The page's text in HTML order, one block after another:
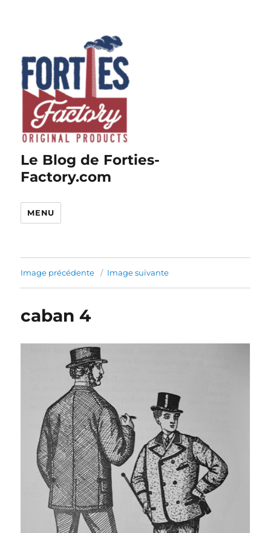
Le Blog de Forties-
Factory.com
MENU
Image précédente Image suivante
caban 4